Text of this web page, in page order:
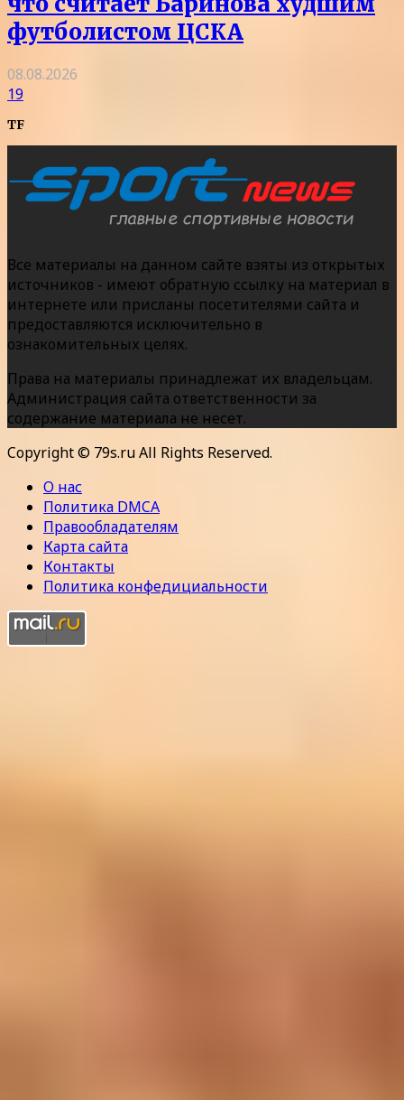
футболистом ЦСКА
08.08.2026
19
TF
Все материалы на данном сайте взяты из открытых
источников - имеют обратную ссылку на материал в
интернете или присланы посетителями сайта и
предоставляются исключительно в
ознакомительных целях.
Права на материалы принадлежат их владельцам.
Администрация сайта ответственности за
содержание материала не несет.
Copyright © 79s.ru All Rights Reserved.
О нас
Политика DMCA
Правообладателям
Карта сайта
Контакты
Политика конфедициальности